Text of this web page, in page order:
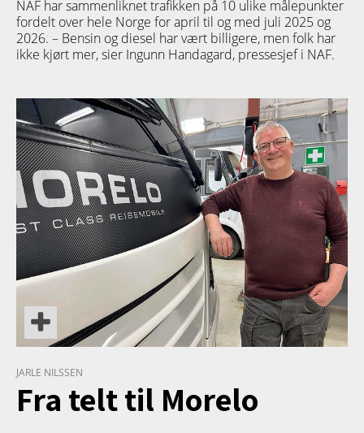
NAF har sammenliknet trafikken på 10 ulike målepunkter
fordelt over hele Norge for april til og med juli 2025 og
2026. – Bensin og diesel har vært billigere, men folk har
ikke kjørt mer, sier Ingunn Handagard, pressesjef i NAF.
TETT PÅ
JARLE NILSSEN
Fra telt til Morelo